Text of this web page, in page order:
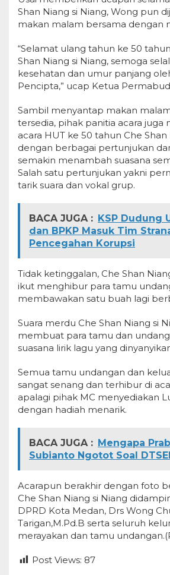
Shan Niang si Niang, Wong pun
makan malam bersama dengan
“Selamat ulang tahun ke 50
Shan Niang si Niang, semoga
kesehatan dan umur panjang
Pencipta,” ucap Ketua
Sambil menyantap makan
tersedia, pihak panitia acara juga
acara HUT ke 50 tahun Che Shan
dengan berbagai pertunjukan
semakin menambah suasana
Salah satu pertunjukan yakni
tarik suara dan vokal grup.
BACA JUGA : KSP Dudung
dan BPKP Masuk Tim
Pencegahan Korupsi
Tidak ketinggalan, Che Shan
ikut menghibur para tamu
membawakan satu buah lagi
Suara merdu Che Shan Niang si
membuat para tamu dan
suasana lirik lagu yang
Semua tamu undangan dan
sangat senang dan terhibur di
apalagi pihak MC menyediakan
dengan hadiah menarik.
BACA JUGA : Mengapa
Subianto Ngotot Soal
Acarapun berakhir dengan foto
Che Shan Niang si Niang
DPRD Kota Medan, Drs Wong
Tarigan,M.Pd.B serta seluruh
merayakan dan tamu
Post Views: 87